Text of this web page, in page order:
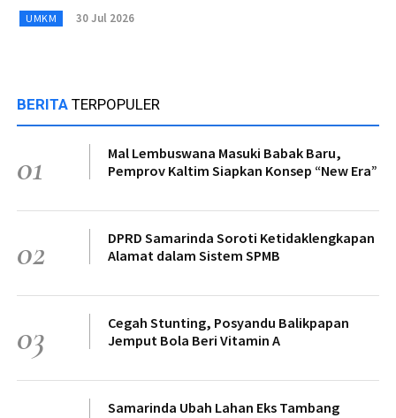
UMKM 30 Jul 2026
BERITA TERPOPULER
01
Mal Lembuswana Masuki Babak Baru,
Pemprov Kaltim Siapkan Konsep “New Era”
02
DPRD Samarinda Soroti Ketidaklengkapan
Alamat dalam Sistem SPMB
03
Cegah Stunting, Posyandu Balikpapan
Jemput Bola Beri Vitamin A
Samarinda Ubah Lahan Eks Tambang